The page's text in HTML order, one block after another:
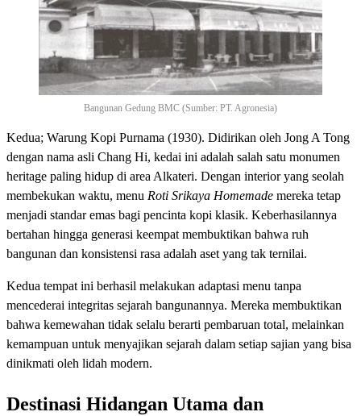
Bangunan Gedung BMC (Sumber: PT. Agronesia)
Kedua; Warung Kopi Purnama (1930). Didirikan oleh Jong A Tong
dengan nama asli Chang Hi, kedai ini adalah salah satu monumen
heritage paling hidup di area Alkateri. Dengan interior yang seolah
membekukan waktu, menu Roti Srikaya Homemade mereka tetap
menjadi standar emas bagi pencinta kopi klasik. Keberhasilannya
bertahan hingga generasi keempat membuktikan bahwa ruh
bangunan dan konsistensi rasa adalah aset yang tak ternilai.
Kedua tempat ini berhasil melakukan adaptasi menu tanpa
mencederai integritas sejarah bangunannya. Mereka membuktikan
bahwa kemewahan tidak selalu berarti pembaruan total, melainkan
kemampuan untuk menyajikan sejarah dalam setiap sajian yang bisa
dinikmati oleh lidah modern.
Destinasi Hidangan Utama dan